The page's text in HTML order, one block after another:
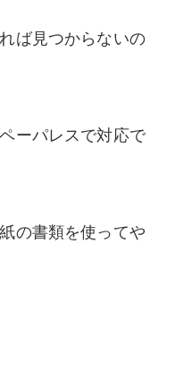
ば見つからないの
ーパレスで対応で
の書類を使ってや